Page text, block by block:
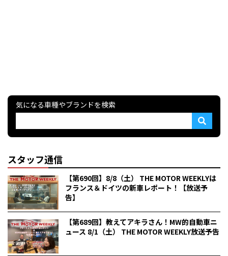
気になる車種やブランドを検索
スタッフ通信
【第690回】8/8（土） THE MOTOR WEEKLYは
フランス＆ドイツの新車レポート！【放送予
告】
【第689回】教えてアキラさん！MW的自動車ニ
ュース 8/1（土） THE MOTOR WEEKLY放送予告